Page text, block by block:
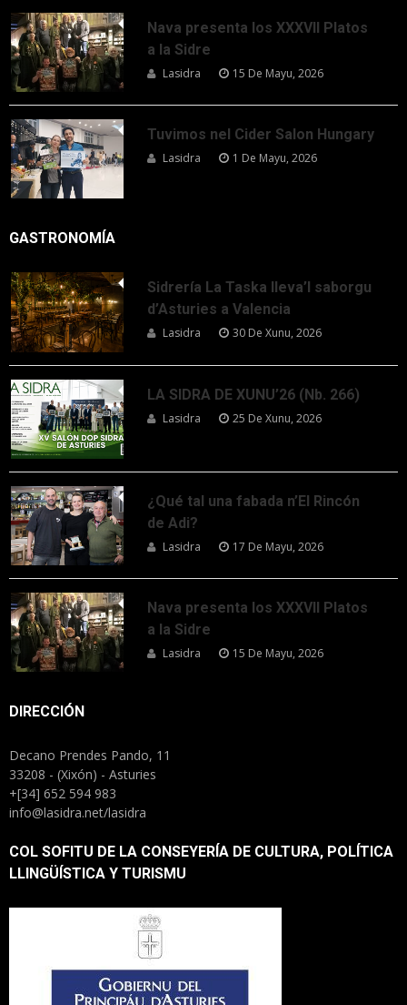
Nava presenta los XXXVII Platos
a la Sidre
Lasidra 15 De Mayu, 2026
Tuvimos nel Cider Salon Hungary
Lasidra 1 De Mayu, 2026
GASTRONOMÍA
Sidrería La Taska lleva’l saborgu
d’Asturies a Valencia
Lasidra 30 De Xunu, 2026
LA SIDRA DE XUNU’26 (Nb. 266)
Lasidra 25 De Xunu, 2026
¿Qué tal una fabada n’El Rincón
de Adi?
Lasidra 17 De Mayu, 2026
Nava presenta los XXXVII Platos
a la Sidre
Lasidra 15 De Mayu, 2026
DIRECCIÓN
Decano Prendes Pando, 11
33208 - (Xixón) - Asturies
+[34] 652 594 983
info@lasidra.net/lasidra
COL SOFITU DE LA CONSEYERÍA DE CULTURA, POLÍTICA
LLINGÜÍSTICA Y TURISMU